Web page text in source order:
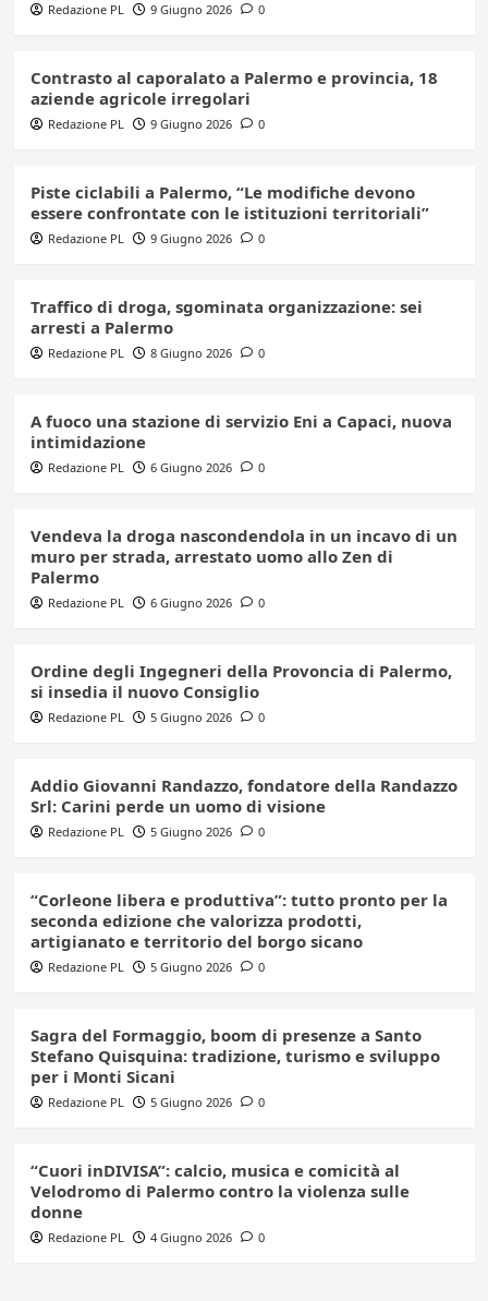
Redazione PL 9 Giugno 2026 0
Contrasto al caporalato a Palermo e provincia, 18
aziende agricole irregolari
Redazione PL 9 Giugno 2026 0
Piste ciclabili a Palermo, “Le modifiche devono
essere confrontate con le istituzioni territoriali”
Redazione PL 9 Giugno 2026 0
Traffico di droga, sgominata organizzazione: sei
arresti a Palermo
Redazione PL 8 Giugno 2026 0
A fuoco una stazione di servizio Eni a Capaci, nuova
intimidazione
Redazione PL 6 Giugno 2026 0
Vendeva la droga nascondendola in un incavo di un
muro per strada, arrestato uomo allo Zen di
Palermo
Redazione PL 6 Giugno 2026 0
Ordine degli Ingegneri della Provoncia di Palermo,
si insedia il nuovo Consiglio
Redazione PL 5 Giugno 2026 0
Addio Giovanni Randazzo, fondatore della Randazzo
Srl: Carini perde un uomo di visione
Redazione PL 5 Giugno 2026 0
“Corleone libera e produttiva”: tutto pronto per la
seconda edizione che valorizza prodotti,
artigianato e territorio del borgo sicano
Redazione PL 5 Giugno 2026 0
Sagra del Formaggio, boom di presenze a Santo
Stefano Quisquina: tradizione, turismo e sviluppo
per i Monti Sicani
Redazione PL 5 Giugno 2026 0
“Cuori inDIVISA”: calcio, musica e comicità al
Velodromo di Palermo contro la violenza sulle
donne
Redazione PL 4 Giugno 2026 0